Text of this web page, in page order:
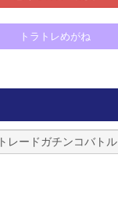
トラトレめがね
レードガチンコバトル